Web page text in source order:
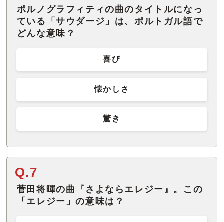
ポルノグラフィティの曲のタイトルになっ
ている「サウダージ」は、ポルトガル語で
どんな意味？
喜び
懐かしさ
驚き
Q.7
菅田将暉の曲『さよならエレジー』。この
「エレジー」の意味は？